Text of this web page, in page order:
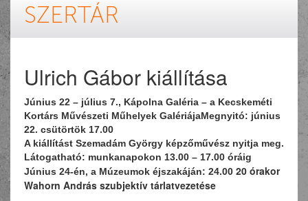
SZERTÁR
Ulrich Gábor kiállítása
Június 22 – július 7., Kápolna Galéria – a Kecskeméti
Kortárs Művészeti Műhelyek GalériájaMegnyitó: június
22. csütörtök 17.00
A kiállítást Szemadám György képzőművész nyitja meg.
Látogatható: munkanapokon 13.00 – 17.00 óráig
Június 24-én, a Múzeumok éjszakáján: 24.00 20 órakor
Wahorn András szubjektív tárlatvezetése